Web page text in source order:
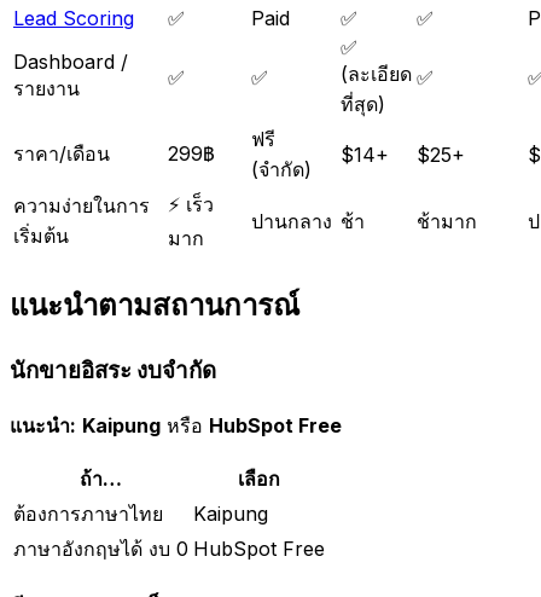
Lead Scoring
✅ Paid ✅ ✅
Dashboard /
รายงาน
✅ ✅
✅
(ละเอียด
ที่สุด)
✅
ราคา/เดือน 299฿
ฟรี
(จำกัด)
$14+ $25+
ความง่ายในการ
เริ่มต้น
⚡ เร็ว
มาก
ปานกลาง ช้า ช้ามาก
แนะนำตามสถานการณ์
นักขายอิสระ งบจำกัด
แนะนำ: Kaipung หรือ HubSpot Free
ถ้า…
เลือก
ต้องการภาษาไทย
Kaipung
ภาษาอังกฤษได้ งบ 0 HubSpot Free